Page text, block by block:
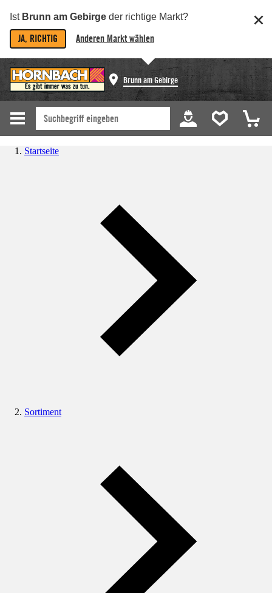
Ist Brunn am Gebirge der richtige Markt?
JA, RICHTIG Anderen Markt wählen
Brunn am Gebirge
Startseite
Sortiment